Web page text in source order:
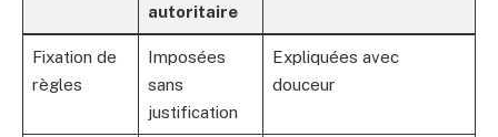
autoritaire
Fixation de
règles
Imposées
sans
justification
Expliquées avec
douceur